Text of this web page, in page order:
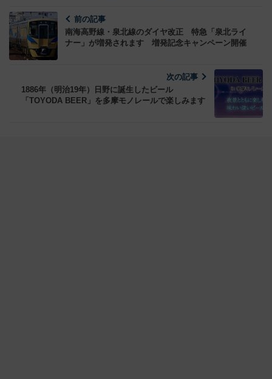
前の記事
南海高野線・泉北線のダイヤ改正 特急「泉北ライ
ナー」が増発されます 増発記念キャンペーン開催
次の記事
1886年（明治19年）日野に誕生したビール
「TOYODA BEER」を多摩モノレールで楽しみます